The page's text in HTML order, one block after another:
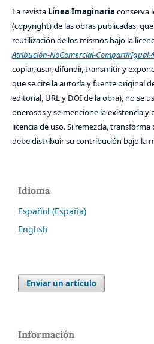
La revista Línea Imaginaria conserva
(copyright) de las obras publicadas,
reutilización de los mismos bajo la
Atribución-NoComercial-CompartirIgual
copiar, usar, difundir, transmitir y
que se cite la autoría y fuente original
editorial, URL y DOI de la obra), no se
onerosos y se mencione la existencia y
licencia de uso. Si remezcla,
debe distribuir su contribución bajo la
Idioma
Español (España)
English
Enviar un artículo
Información